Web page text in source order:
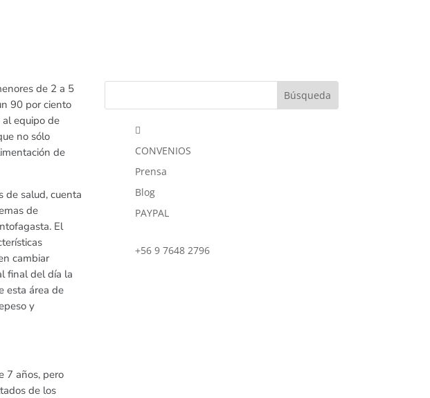
de 2 a 5
90 por ciento
equipo de
no sólo
de
de salud, cuenta
de
El
cambiar
final del día la
esta área de
y
7 años, pero
de los

CONVENIOS
Prensa
Blog
PAYPAL
+56 9 7648 2796